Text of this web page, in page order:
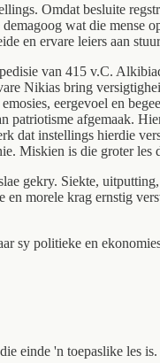
Omdat besluite
wat die
en ervare leiers aan
van 415 v.C.
Nikias bring
eergevoel en
patriotisme afgemaak.
dat instellings hierdie
Miskien is die groter
gekry. Siekte,
en morele krag ernstig
sy politieke en
einde 'n toepaslike